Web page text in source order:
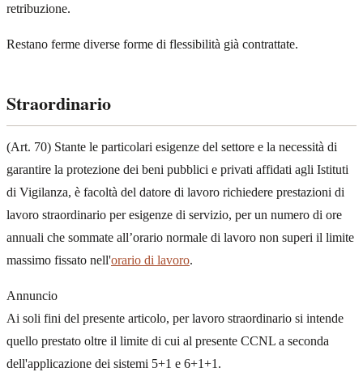
retribuzione.
Restano ferme diverse forme di flessibilità già contrattate.
Straordinario
(Art. 70) Stante le particolari esigenze del settore e la necessità di
garantire la protezione dei beni pubblici e privati affidati agli Istituti
di Vigilanza, è facoltà del datore di lavoro richiedere prestazioni di
lavoro straordinario per esigenze di servizio, per un numero di ore
annuali che sommate all’orario normale di lavoro non superi il limite
massimo fissato nell'orario di lavoro.
Annuncio
Ai soli fini del presente articolo, per lavoro straordinario si intende
quello prestato oltre il limite di cui al presente CCNL a seconda
dell'applicazione dei sistemi 5+1 e 6+1+1.